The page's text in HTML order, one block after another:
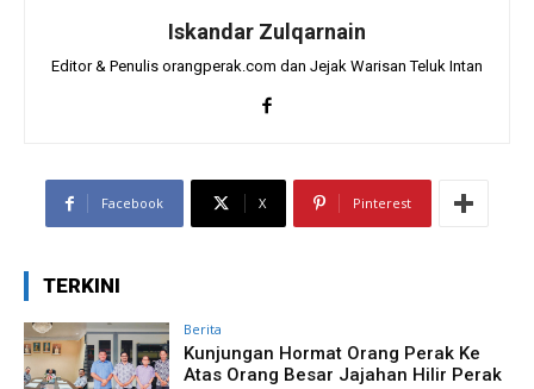
Iskandar Zulqarnain
Editor & Penulis orangperak.com dan Jejak Warisan Teluk Intan
Facebook X Pinterest
TERKINI
Berita
Kunjungan Hormat Orang Perak Ke
Atas Orang Besar Jajahan Hilir Perak